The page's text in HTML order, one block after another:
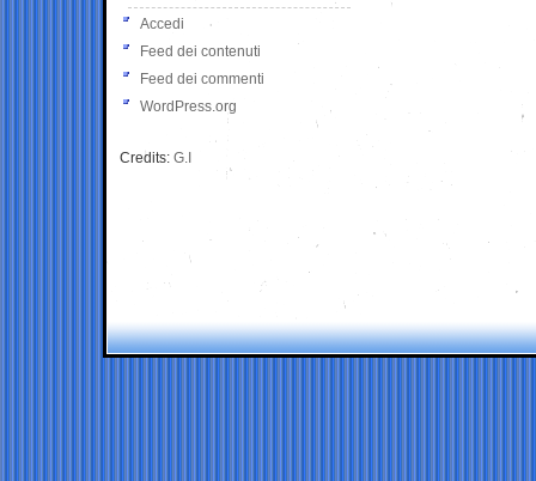
Accedi
Feed dei contenuti
Feed dei commenti
WordPress.org
Credits: G.I